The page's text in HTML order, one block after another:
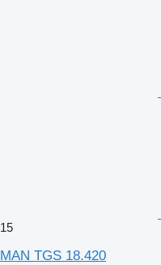
15
MAN TGS 18.420